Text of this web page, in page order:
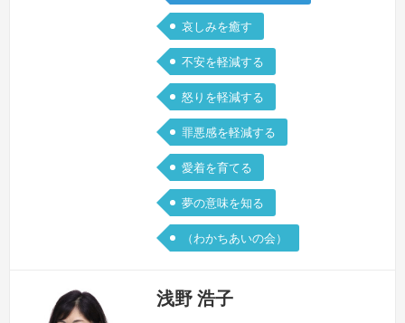
哀しみを癒す
不安を軽減する
怒りを軽減する
罪悪感を軽減する
愛着を育てる
夢の意味を知る
（わかちあいの会）
浅野 浩子